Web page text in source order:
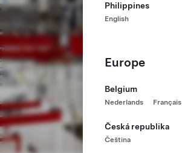
Philippines
English
Europe
Belgium
Nederlands Français
Česká republika
Čeština